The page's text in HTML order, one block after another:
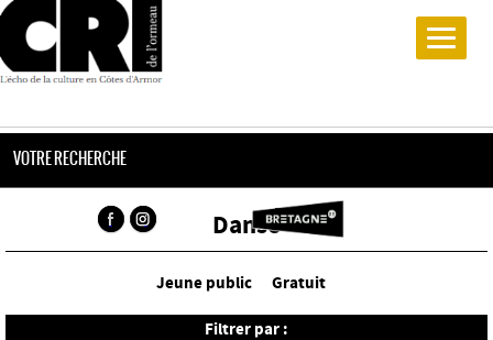
VOTRE RECHERCHE
Danse
Jeune public Gratuit
Filtrer par :